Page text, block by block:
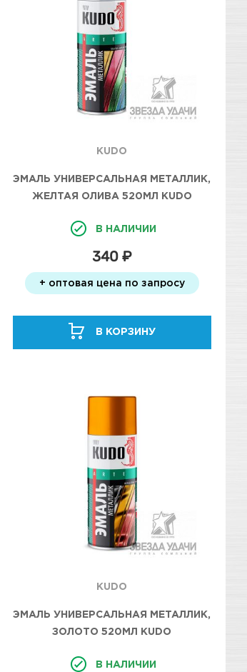
KUDO
ЭМАЛЬ УНИВЕРСАЛЬНАЯ МЕТАЛЛИК,
ЖЕЛТАЯ ОЛИВА 520МЛ KUDO
В НАЛИЧИИ
340 ₽
+ оптовая цена по запросу
В КОРЗИНУ
KUDO
ЭМАЛЬ УНИВЕРСАЛЬНАЯ МЕТАЛЛИК,
ЗОЛОТО 520МЛ KUDO
В НАЛИЧИИ